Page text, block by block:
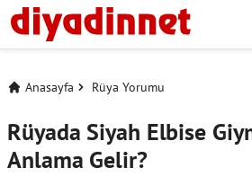
Anasayfa Rüya Yorumu
Rüyada Siyah Elbise
Anlama Gelir?